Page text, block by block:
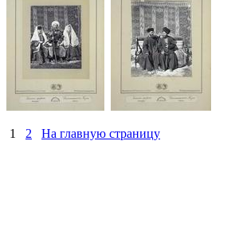
1 2
На главную страницу